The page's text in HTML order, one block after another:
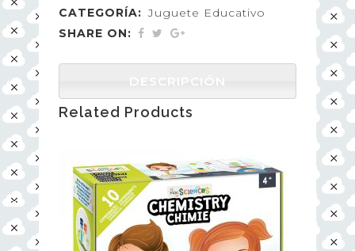
CATEGORÍA: Juguete Educativo
SHARE ON:
DESCRIPCIÓN
Related Products